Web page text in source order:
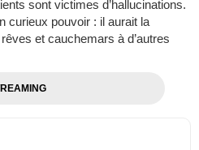
sont victimes d’hallucinations.
curieux pouvoir : il aurait la
et cauchemars à d’autres